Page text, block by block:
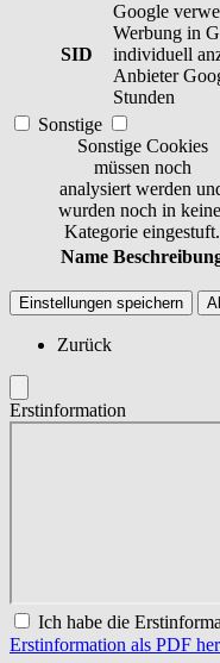
SID
Google
Werbung in
individuell
Anbieter
Stunden
Sonstige
Sonstige Cookies
müssen noch
analysiert werden
wurden noch in
Kategorie eingestuft.
Name
Einstellungen speichern
Zurück
Erstinformation
Ich habe die
Erstinformation als PDF